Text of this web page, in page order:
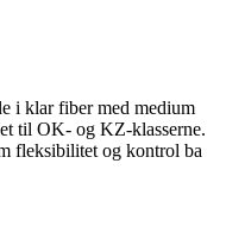
i klar fiber med medium
til OK- og KZ-klasserne.
fleksibilitet og kontrol ba